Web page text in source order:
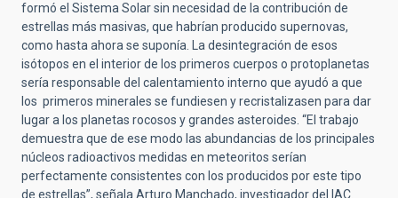
formó el Sistema Solar sin necesidad de la contribución de
estrellas más masivas, que habrían producido supernovas,
como hasta ahora se suponía. La desintegración de esos
isótopos en el interior de los primeros cuerpos o protoplanetas
sería responsable del calentamiento interno que ayudó a que
los primeros minerales se fundiesen y recristalizasen para dar
lugar a los planetas rocosos y grandes asteroides. “El trabajo
demuestra que de ese modo las abundancias de los principales
núcleos radioactivos medidas en meteoritos serían
perfectamente consistentes con los producidos por este tipo
de estrellas”, señala Arturo Manchado, investigador del IAC.